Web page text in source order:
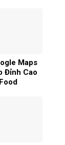
Maps
Đỉnh Cao